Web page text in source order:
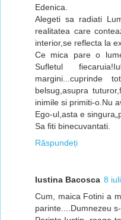
Edenica.
Alegeti sa radiati
realitatea care
interior,se reflecta la
Ce mica pare o
Sufletul
margini...cuprinde
belsug,asupra
inimile si primiti-o.Nu
Ego-ul,asta e
Sa fiti binecuvantati.
Răspundeți
Iustina Bacosca 8
Cum, maica Fotini a
parinte....Dumnezeu